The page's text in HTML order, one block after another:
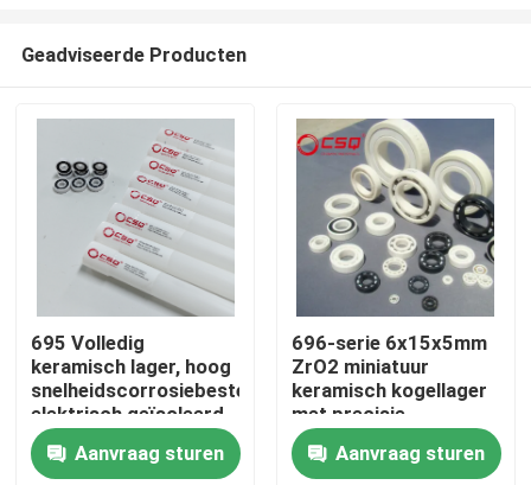
Huis
Producten
Geadviseerde Producten
695 Volledig
keramisch lager, hoog
snelheidscorrosiebestendig,
elektrisch geïsoleerd
voor ruwe omgevingen
Aanvraag sturen
696-serie 6x15x5mm
ZrO2 miniatuur
keramisch kogellager
met precisie
P6/ABEC3 tot
P4/ABEC7Aanvraag sturen